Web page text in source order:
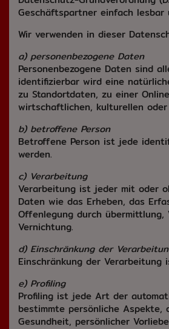
Geschäftspartner einfach
Wir verwenden in dieser
a) personenbezogene Daten
Personenbezogene Daten sind
identifizierbar wird eine
zu Standortdaten, zu einer
wirtschaftlichen, kulturellen
b) betroffene Person
Betroffene Person ist jede
werden.
c) Verarbeitung
Verarbeitung ist jeder mit oder
Daten wie das Erheben, das
Offenlegung durch
Vernichtung.
d) Einschränkung der
Einschränkung der
e) Profiling
Profiling ist jede Art der
bestimmte persönliche
Gesundheit, persönlicher